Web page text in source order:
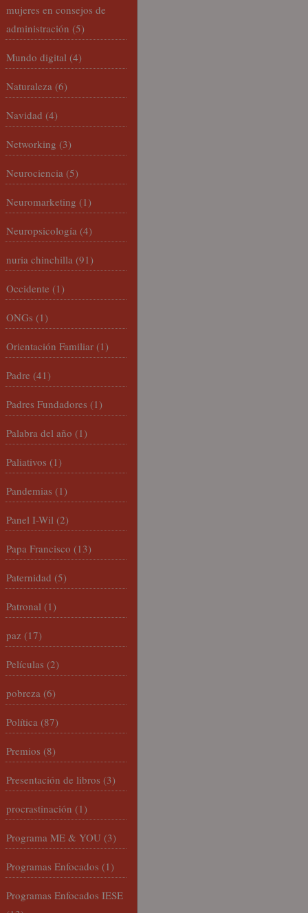
mujeres en consejos de
administración (5)
Mundo digital (4)
Naturaleza (6)
Navidad (4)
Networking (3)
Neurociencia (5)
Neuromarketing (1)
Neuropsicología (4)
nuria chinchilla (91)
Occidente (1)
ONGs (1)
Orientación Familiar (1)
Padre (41)
Padres Fundadores (1)
Palabra del año (1)
Paliativos (1)
Pandemias (1)
Panel I-Wil (2)
Papa Francisco (13)
Paternidad (5)
Patronal (1)
paz (17)
Películas (2)
pobreza (6)
Política (87)
Premios (8)
Presentación de libros (3)
procrastinación (1)
Programa ME & YOU (3)
Programas Enfocados (1)
Programas Enfocados IESE